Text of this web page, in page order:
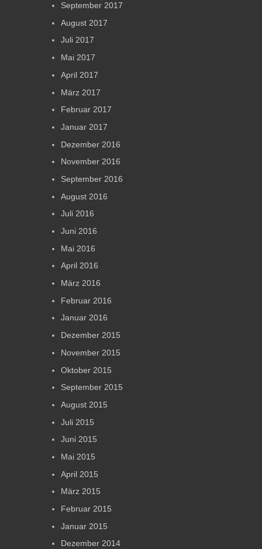
September 2017
August 2017
Juli 2017
Mai 2017
April 2017
März 2017
Februar 2017
Januar 2017
Dezember 2016
November 2016
September 2016
August 2016
Juli 2016
Juni 2016
Mai 2016
April 2016
März 2016
Februar 2016
Januar 2016
Dezember 2015
November 2015
Oktober 2015
September 2015
August 2015
Juli 2015
Juni 2015
Mai 2015
April 2015
März 2015
Februar 2015
Januar 2015
Dezember 2014